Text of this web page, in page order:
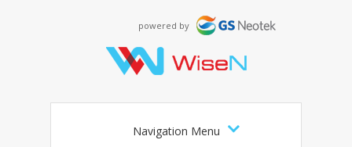
powered by
Navigation Menu